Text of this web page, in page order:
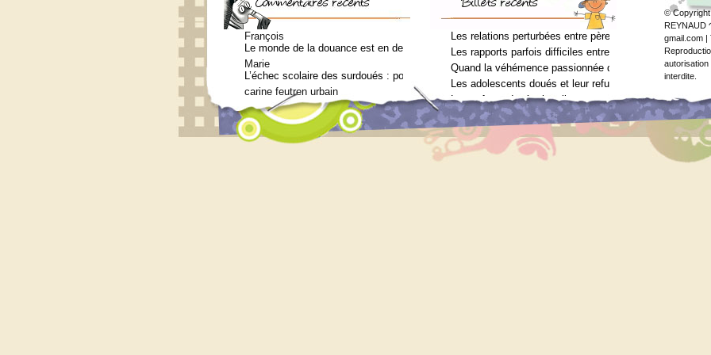
François
Le monde de la douance est en deuil : Jean-Charles Terrassier n’est plus
Marie
L’échec scolaire des surdoués : pourquoi ? (Journal des femmes, juin 2012)
carine feutren urbain
Petit lexique en lien avec le surdouement à l’usage des néophytes
Marie
Qui consulter pour un bilan psychométrique ?
Siouplet
Qui consulter pour un bilan psychométrique ?
Les relations perturbées entre père et fils (Arielle Adda
Les rapports parfois difficiles entre parents et enfants
Quand la véhémence passionnée des enfants doués va
Les adolescents doués et leur refus de voir un
Les enfants doués, hostiles au psychologue (Arielle
© Copyright
REYNAUD
gmail.com |
interdite.